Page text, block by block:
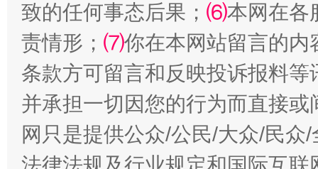
阿坝州三大球赛在茂县开幕 规模
致的任何事态后果； ⑹本网在各
责情形； ⑺你在本网站留言的内
条款方可留言和反映投诉报料
并承担一切因您的行为而直接
网只是提供公众/公民/大众/民